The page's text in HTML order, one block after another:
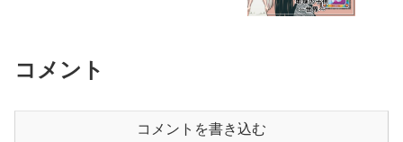
コメント
コメントを書き込む